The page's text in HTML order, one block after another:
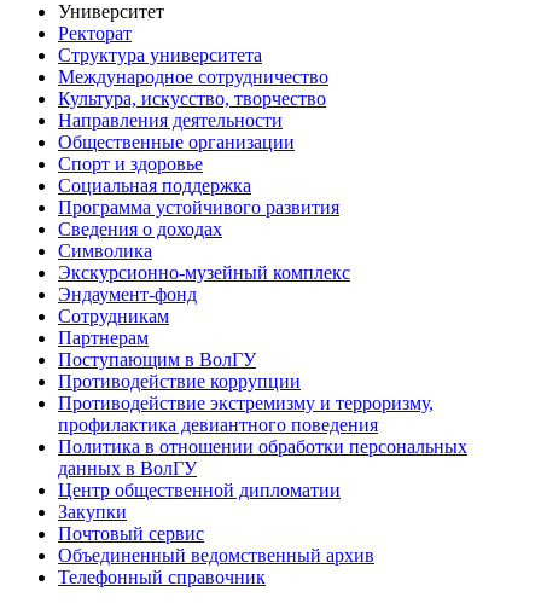
Университет
Ректорат
Структура университета
Международное сотрудничество
Культура, искусство, творчество
Направления деятельности
Общественные организации
Спорт и здоровье
Социальная поддержка
Программа устойчивого развития
Сведения о доходах
Символика
Экскурсионно-музейный комплекс
Эндаумент-фонд
Сотрудникам
Партнерам
Поступающим в ВолГУ
Противодействие коррупции
Противодействие экстремизму и терроризму,
профилактика девиантного поведения
Политика в отношении обработки персональных
данных в ВолГУ
Центр общественной дипломатии
Закупки
Почтовый сервис
Объединенный ведомственный архив
Телефонный справочник